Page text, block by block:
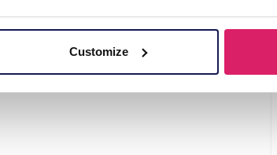
Customize